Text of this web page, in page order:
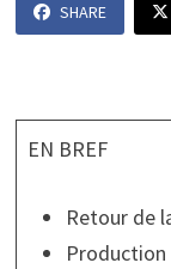
SHARE
EN BREF
Retour de
Production